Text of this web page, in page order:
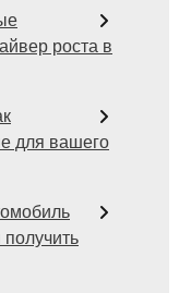
роста в
для вашего